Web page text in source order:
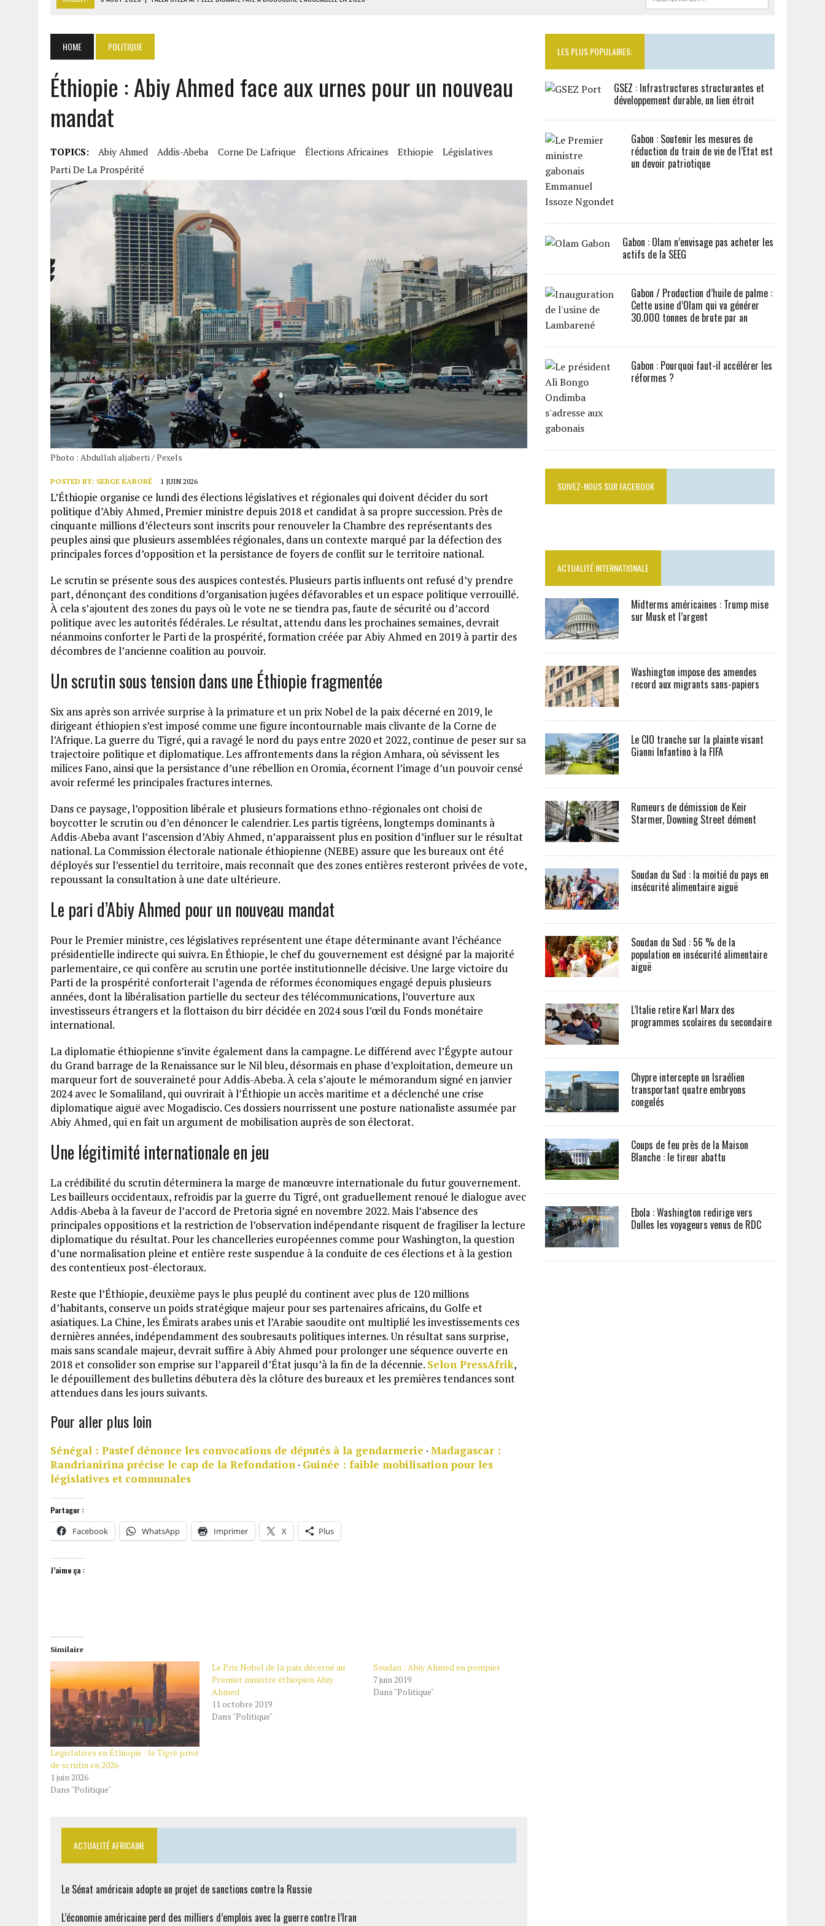
8 AOÛT 2026 | L’UNIVERSITÉ LIBANAISE FRAGILISÉE PAR LES COUPES BUDGÉTAIRES
8 AOÛT 2026
TALLA SYLLA APPELLE DIOMAYE FAYE À DISSOUDRE L’ASSEMBLÉE EN 2026
HOME POLITIQUE
Éthiopie : Abiy Ahmed face aux urnes pour un nouveau
mandat
TOPICS: Abiy Ahmed Addis-Abeba Corne De L'afrique Élections Africaines Ethiopie
Législatives
Parti De La Prospérité
Photo : Abdullah aljaberti / Pexels
POSTED BY: SERGE KABORÉ 1 JUIN 2026
L’Éthiopie organise ce lundi des élections législatives et régionales qui doivent décider du sort
politique d’Abiy Ahmed, Premier ministre depuis 2018 et candidat à sa propre succession. Près de
cinquante millions d’électeurs sont inscrits pour renouveler la Chambre des représentants des
peuples ainsi que plusieurs assemblées régionales, dans un contexte marqué par la défection des
principales forces d’opposition et la persistance de foyers de conflit sur le territoire national.
Le scrutin se présente sous des auspices contestés. Plusieurs partis influents ont refusé d’y prendre
part, dénonçant des conditions d’organisation jugées défavorables et un espace politique verrouillé.
À cela s’ajoutent des zones du pays où le vote ne se tiendra pas, faute de sécurité ou d’accord
politique avec les autorités fédérales. Le résultat, attendu dans les prochaines semaines, devrait
néanmoins conforter le Parti de la prospérité, formation créée par Abiy Ahmed en 2019 à partir des
décombres de l’ancienne coalition au pouvoir.
Un scrutin sous tension dans une Éthiopie fragmentée
Six ans après son arrivée surprise à la primature et un prix Nobel de la paix décerné en 2019, le
dirigeant éthiopien s’est imposé comme une figure incontournable mais clivante de la Corne de
l’Afrique. La guerre du Tigré, qui a ravagé le nord du pays entre 2020 et 2022, continue de peser sur sa
trajectoire politique et diplomatique. Les affrontements dans la région Amhara, où sévissent les
milices Fano, ainsi que la persistance d’une rébellion en Oromia, écornent l’image d’un pouvoir censé
avoir refermé les principales fractures internes.
Dans ce paysage, l’opposition libérale et plusieurs formations ethno-régionales ont choisi de
boycotter le scrutin ou d’en dénoncer le calendrier. Les partis tigréens, longtemps dominants à
Addis-Abeba avant l’ascension d’Abiy Ahmed, n’apparaissent plus en position d’influer sur le résultat
national. La Commission électorale nationale éthiopienne (NEBE) assure que les bureaux ont été
déployés sur l’essentiel du territoire, mais reconnaît que des zones entières resteront privées de vote,
repoussant la consultation à une date ultérieure.
Le pari d’Abiy Ahmed pour un nouveau mandat
Pour le Premier ministre, ces législatives représentent une étape déterminante avant l’échéance
présidentielle indirecte qui suivra. En Éthiopie, le chef du gouvernement est désigné par la majorité
parlementaire, ce qui confère au scrutin une portée institutionnelle décisive. Une large victoire du
Parti de la prospérité conforterait l’agenda de réformes économiques engagé depuis plusieurs
années, dont la libéralisation partielle du secteur des télécommunications, l’ouverture aux
investisseurs étrangers et la flottaison du birr décidée en 2024 sous l’œil du Fonds monétaire
international.
La diplomatie éthiopienne s’invite également dans la campagne. Le différend avec l’Égypte autour
du Grand barrage de la Renaissance sur le Nil bleu, désormais en phase d’exploitation, demeure un
marqueur fort de souveraineté pour Addis-Abeba. À cela s’ajoute le mémorandum signé en janvier
2024 avec le Somaliland, qui ouvrirait à l’Éthiopie un accès maritime et a déclenché une crise
diplomatique aiguë avec Mogadiscio. Ces dossiers nourrissent une posture nationaliste assumée par
Abiy Ahmed, qui en fait un argument de mobilisation auprès de son électorat.
Une légitimité internationale en jeu
La crédibilité du scrutin déterminera la marge de manœuvre internationale du futur gouvernement.
Les bailleurs occidentaux, refroidis par la guerre du Tigré, ont graduellement renoué le dialogue avec
Addis-Abeba à la faveur de l’accord de Pretoria signé en novembre 2022. Mais l’absence des
principales oppositions et la restriction de l’observation indépendante risquent de fragiliser la lecture
diplomatique du résultat. Pour les chancelleries européennes comme pour Washington, la question
d’une normalisation pleine et entière reste suspendue à la conduite de ces élections et à la gestion
des contentieux post-électoraux.
Reste que l’Éthiopie, deuxième pays le plus peuplé du continent avec plus de 120 millions
d’habitants, conserve un poids stratégique majeur pour ses partenaires africains, du Golfe et
asiatiques. La Chine, les Émirats arabes unis et l’Arabie saoudite ont multiplié les investissements ces
dernières années, indépendamment des soubresauts politiques internes. Un résultat sans surprise,
mais sans scandale majeur, devrait suffire à Abiy Ahmed pour prolonger une séquence ouverte en
2018 et consolider son emprise sur l’appareil d’État jusqu’à la fin de la décennie. Selon PressAfrik,
le dépouillement des bulletins débutera dès la clôture des bureaux et les premières tendances sont
attendues dans les jours suivants.
Pour aller plus loin
Sénégal : Pastef dénonce les convocations de députés à la gendarmerie · Madagascar :
Randrianirina précise le cap de la Refondation · Guinée : faible mobilisation pour les
législatives et communales
Partager :
Facebook WhatsApp Imprimer X Plus
J’aime ça :
Similaire
Législatives en Éthiopie : le Tigré privé
de scrutin en 2026
1 juin 2026
Dans "Politique"
Le Prix Nobel de la paix décerné au
Premier ministre éthiopien Abiy
Ahmed
11 octobre 2019
Dans "Politique"
Soudan : Abiy Ahmed en pompier
7 juin 2019
Dans "Politique"
ACTUALITÉ AFRICAINE
Le Sénat américain adopte un projet de sanctions contre la Russie
L’économie américaine perd des milliers d’emplois avec la guerre contre l’Iran
LES PLUS POPULAIRES:
GSEZ : Infrastructures structurantes et
développement durable, un lien étroit
Gabon : Soutenir les mesures de
réduction du train de vie de l’Etat est
un devoir patriotique
Gabon : Olam n’envisage pas acheter les
actifs de la SEEG
Gabon / Production d’huile de palme :
Cette usine d’Olam qui va générer
30.000 tonnes de brute par an
Gabon : Pourquoi faut-il accélérer les
réformes ?
SUIVEZ-NOUS SUR FACEBOOK
ACTUALITÉ INTERNATIONALE
Midterms américaines : Trump mise
sur Musk et l’argent
Washington impose des amendes
record aux migrants sans-papiers
Le CIO tranche sur la plainte visant
Gianni Infantino à la FIFA
Rumeurs de démission de Keir
Starmer, Downing Street dément
Soudan du Sud : la moitié du pays en
insécurité alimentaire aiguë
Soudan du Sud : 56 % de la
population en insécurité alimentaire
aiguë
L’Italie retire Karl Marx des
programmes scolaires du secondaire
Chypre intercepte un Israélien
transportant quatre embryons
congelés
Coups de feu près de la Maison
Blanche : le tireur abattu
Ebola : Washington redirige vers
Dulles les voyageurs venus de RDC